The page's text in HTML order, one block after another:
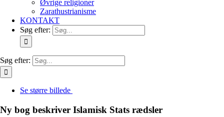
Øvrige religioner
Zarathustrianisme
KONTAKT
Søg efter:
Søg efter:
Se større billede
Ny bog beskriver Islamisk Stats rædsler